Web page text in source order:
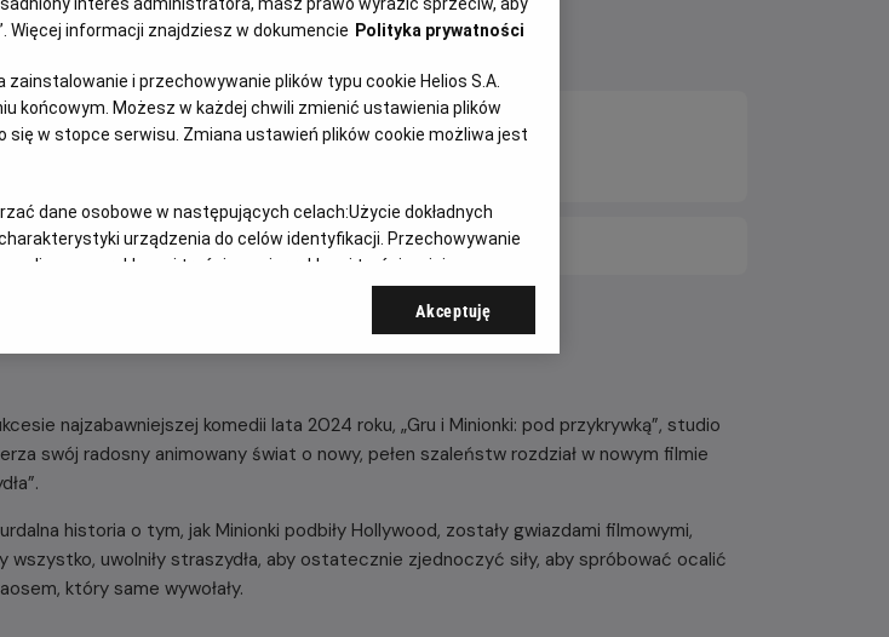
13:40
POKAŻ KOLEJNE DNI
najzabawniejszej komedii lata 2024 roku, „Gru i Minionki: pod przykrywką”, studio
swój radosny animowany świat o nowy, pełen szaleństw rozdział w nowym filmie
historia o tym, jak Minionki podbiły Hollywood, zostały gwiazdami filmowymi,
wszystko, uwolniły straszydła, aby ostatecznie zjednoczyć siły, aby spróbować ocalić
który same wywołały.
Więcej informacji znajdziesz w dokumencie Polityka prywatności
i przechowywanie plików typu cookie Helios S.A.
końcowym. Możesz w każdej chwili zmienić ustawienia plików
się w stopce serwisu. Zmiana ustawień plików cookie możliwa jest
dane osobowe w następujących celach:Użycie dokładnych
urządzenia do celów identyfikacji. Przechowywanie
reklamy i treści, pomiar reklam i treści, opinie
Akceptuję